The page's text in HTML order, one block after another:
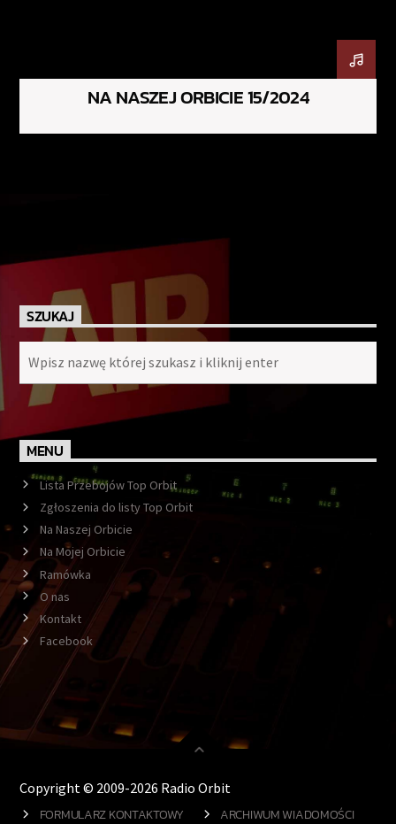
NA NASZEJ ORBICIE 15/2024
SZUKAJ
MENU
Lista Przebojów Top Orbit
Zgłoszenia do listy Top Orbit
Na Naszej Orbicie
Na Mojej Orbicie
Ramówka
O nas
Kontakt
Facebook
Copyright © 2009-2026 Radio Orbit
FORMULARZ KONTAKTOWY
ARCHIWUM WIADOMOŚCI